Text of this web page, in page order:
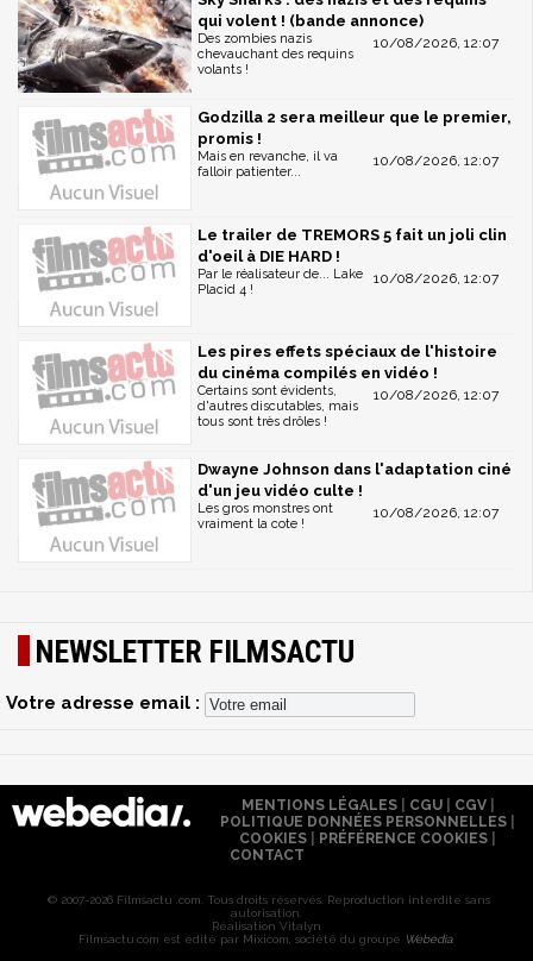
qui volent ! (bande annonce)
10/08/2026, 12:07
Des zombies nazis
chevauchant des requins
volants !
Godzilla 2 sera meilleur que le premier,
promis !
10/08/2026, 12:07
Mais en revanche, il va
falloir patienter...
Le trailer de TREMORS 5 fait un joli clin
d'oeil à DIE HARD !
10/08/2026, 12:07
Par le réalisateur de... Lake
Placid 4 !
Les pires effets spéciaux de l'histoire
du cinéma compilés en vidéo !
10/08/2026, 12:07
Certains sont évidents,
d'autres discutables, mais
tous sont très drôles !
Dwayne Johnson dans l'adaptation ciné
d'un jeu vidéo culte !
10/08/2026, 12:07
Les gros monstres ont
vraiment la cote !
NEWSLETTER FILMSACTU
Votre adresse email :
MENTIONS LÉGALES| CGU| CGV|
POLITIQUE DONNÉES PERSONNELLES
COOKIES
PRÉFÉRENCE COOKIES
CONTACT
© 2007-2026 Filmsactu .com. Tous droits réservés. Reproduction interdite sans
autorisation.
Réalisation Vitalyn
Filmsactu .com est édité par Mixicom, société du groupe Webedia.